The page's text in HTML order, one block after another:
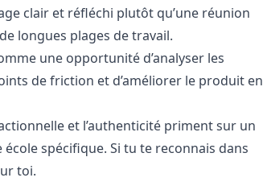
clair et réfléchi plutôt qu’une réunion
longues plages de travail.
une opportunité d’analyser les
de friction et d’améliorer le produit en
et l’authenticité priment sur un
spécifique. Si tu te reconnais dans
toi.